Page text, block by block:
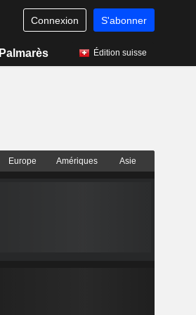
Connexion S'abonner
Palmarès Édition suisse
Europe Amériques Asie